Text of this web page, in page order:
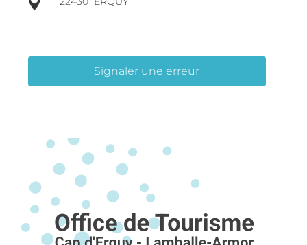
Signaler une erreur